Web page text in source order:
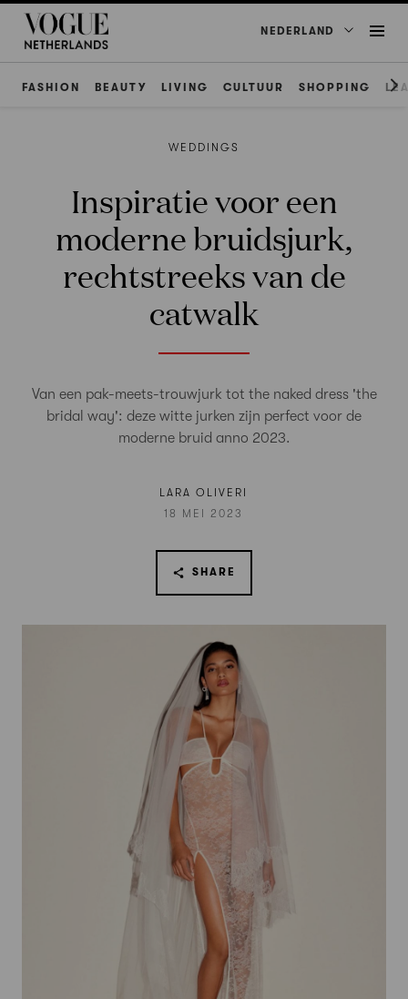
NEDERLAND
FASHION BEAUTY LIVING CULTUUR SHOPPING
WEDDINGS
Inspiratie voor een
moderne bruidsjurk,
rechtstreeks van de
catwalk
Van een pak-meets-trouwjurk tot the naked dress 'the
bridal way': deze witte jurken zijn perfect voor de
moderne bruid anno 2023.
LARA OLIVERI
18 MEI 2023
SHARE